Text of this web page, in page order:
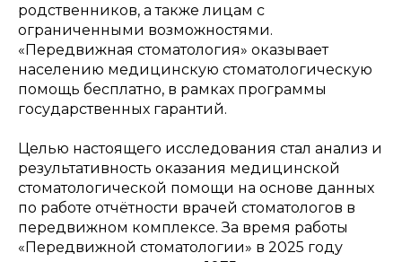
родственников, а также лицам с
ограниченными возможностями.
«Передвижная стоматология» оказывает
населению медицинскую стоматологическую
помощь бесплатно, в рамках программы
государственных гарантий.
Целью настоящего исследования стал анализ и
результативность оказания медицинской
стоматологической помощи на основе данных
по работе отчётности врачей стоматологов в
передвижном комплексе. За время работы
«Передвижной стоматологии» в 2025 году